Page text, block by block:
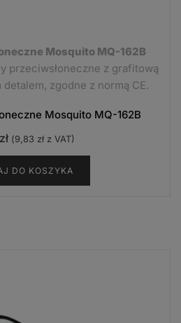
Mosquito MQ-162B
przeciwsłoneczne z grafitową
zgodne z normą CE.
Mosquito MQ-162B
zł (9,83 zł z VAT)
DO KOSZYKA